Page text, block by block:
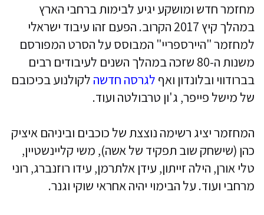
מחזמר חדש ומושקע יגיע לבימות ברחבי הארץ
במהלך קיץ 2017 הקרוב. הפעם זהו עיבוד ישראלי
למחזמר "היירספריי" המבוסס על הסרט המפורסם
משנות ה-80 שזכה במהלך השנים לעיבודים רבים
בברודווי ובלונדון ואף לגרסה חדשה לקולנוע בכיכובם
של מישל פייפר, ג'ון טרבולטה ועוד.
המחזמר יציג רשימה נוצצת של כוכבים וביניהם איציק
כהן (שישחק שוב תפקיד של אשה), משי קליינשטיין,
טלי אורן, הילה זייתון, עידן אלתרמן, עידו רוזנברג, רוני
מרחבי ועוד. על הבימוי יהיה אחראי שוקי וגנר.